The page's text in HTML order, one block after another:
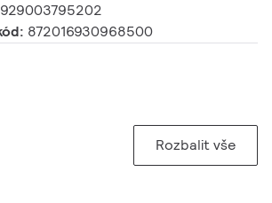
929003795202
872016930968500
Rozbalit vše